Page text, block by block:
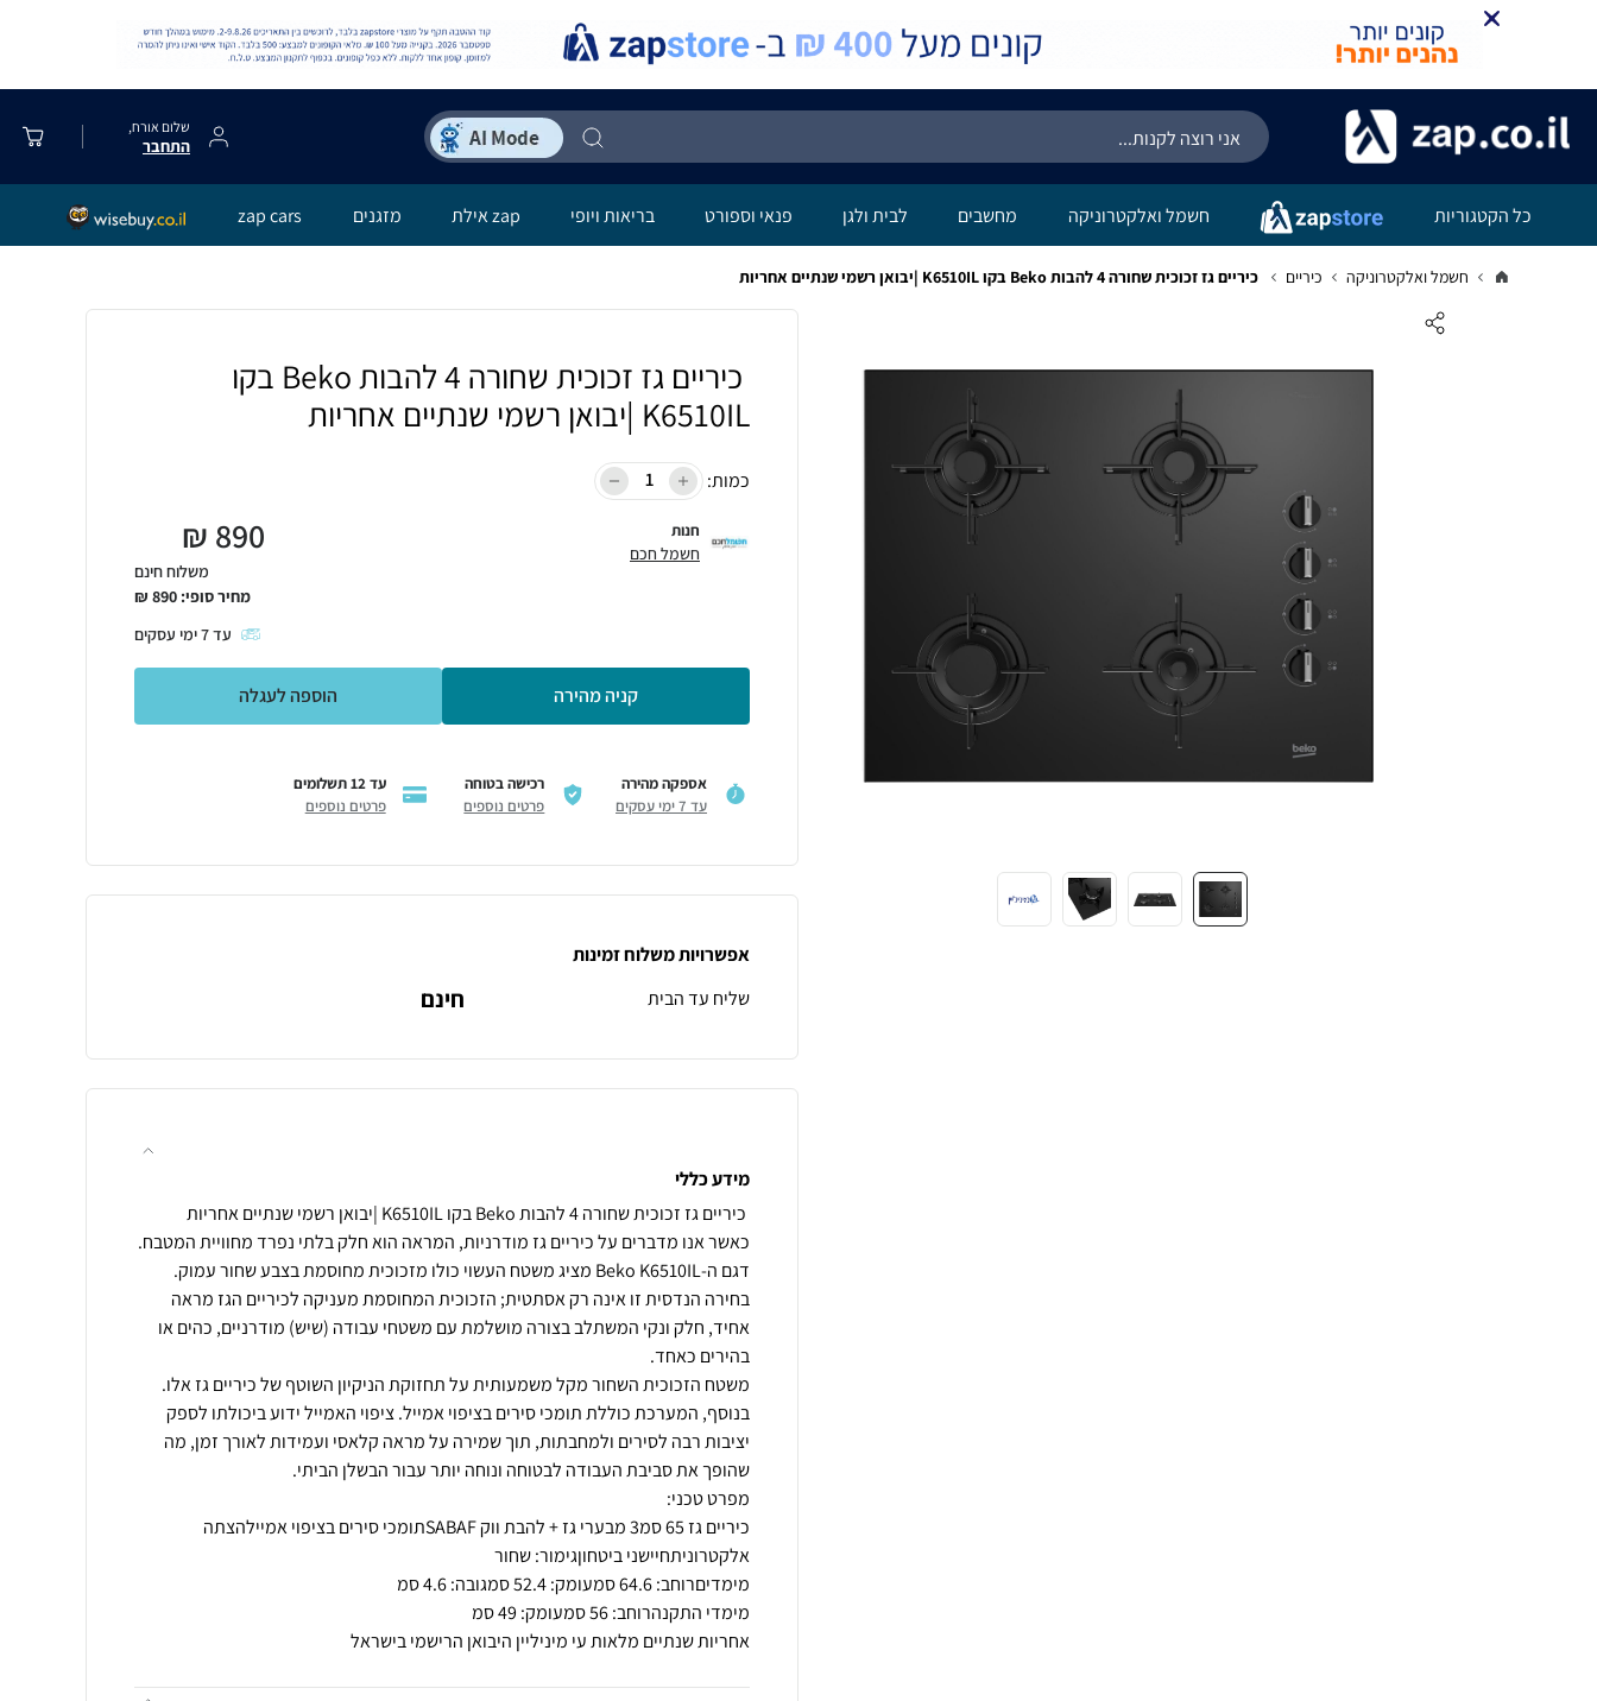
שלום אורח,
התחבר
כל הקטגוריות חשמל ואלקטרוניקה מחשבים לבית ולגן פנאי וספורט בריאות ויופי zap אילת מזגנים zap cars
חשמל ואלקטרוניקה כיריים
‎ כיריים גז זכוכית שחורה 4 להבות Beko בקו
K6510IL |יבואן רשמי שנתיים אחריות
כמות:
חנות
חשמל חכם 890
₪
משלוח חינם
מחיר סופי: 890
₪
עד7ימי עסקים
קניה מהירה הוספה לעגלה
אספקה מהירה
עד 7 ימי עסקים
רכישה בטוחה
פרטים נוספים
עד 12 תשלומים
פרטים נוספים
אפשרויות משלוח זמינות
שליח עד הבית
חינם
מידע כללי
כאשר אנו מדברים על כיריים גז מודרניות, המראה הוא חלק בלתי נפרד מחוויית המטבח.
דגם ה-Beko K6510IL מציג משטח העשוי כולו מזכוכית מחוסמת בצבע שחור עמוק.
בחירה הנדסית זו אינה רק אסתטית; הזכוכית המחוסמת מעניקה לכיריים הגז מראה
אחיד, חלק ונקי המשתלב בצורה מושלמת עם משטחי עבודה (שיש) מודרניים, כהים או
משטח הזכוכית השחור מקל משמעותית על תחזוקת הניקיון השוטף של כיריים גז אלו.
בנוסף, המערכת כוללת תומכי סירים בציפוי אמייל. ציפוי האמייל ידוע ביכולתו לספק
יציבות רבה לסירים ולמחבתות, תוך שמירה על מראה קלאסי ועמידות לאורך זמן, מה
כיריים גז 65 סמ3 מבערי גז + להבת ווק SABAFתומכי סירים בציפוי אמיילהצתה
אחריות שנתיים מלאות עי מיניליין היבואן הרישמי בישראל